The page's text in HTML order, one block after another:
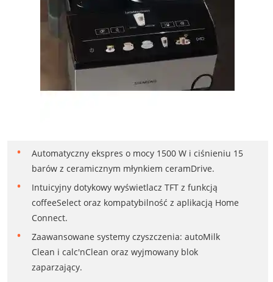
Automatyczny ekspres o mocy 1500 W i ciśnieniu 15
barów z ceramicznym młynkiem ceramDrive.
Intuicyjny dotykowy wyświetlacz TFT z funkcją
coffeeSelect oraz kompatybilność z aplikacją Home
Connect.
Zaawansowane systemy czyszczenia: autoMilk
Clean i calc'nClean oraz wyjmowany blok
zaparzający.